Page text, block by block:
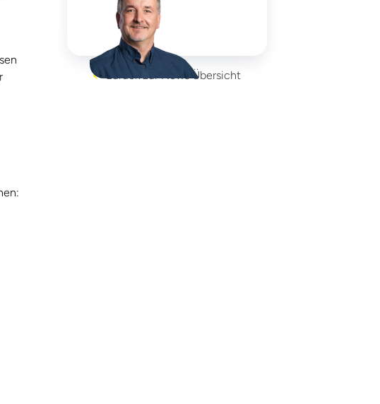
zurück zur News Übersicht